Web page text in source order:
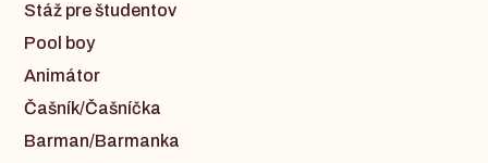
Stáž pre študentov
Pool boy
Animátor
Čašník/Čašníčka
Barman/Barmanka